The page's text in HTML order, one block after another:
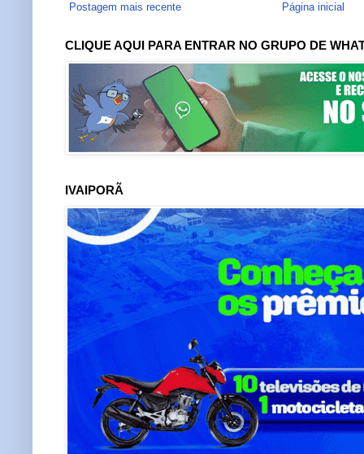
Postagem mais recente Página inicial
CLIQUE AQUI PARA ENTRAR NO GRUPO DE
IVAIPORÃ